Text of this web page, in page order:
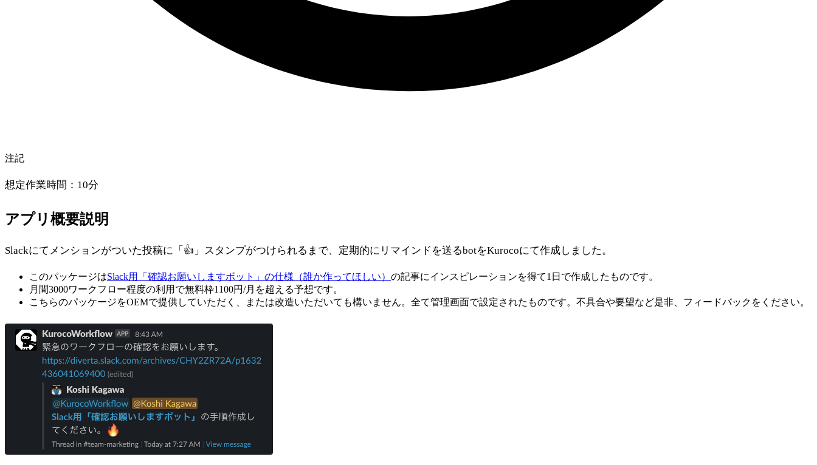
注記
想定作業時間：10分
アプリ概要説明
Slackにてメンションがついた投稿に「👍」スタンプがつけられるまで、定期的にリマインドを送るbotをKurocoにて作成しました。
このパッケージはSlack用「確認お願いしますボット」の仕様（誰か作ってほしい） の記事にインスピレーションを得て1日で作成したものです。
月間3000ワークフロー程度の利用で無料枠1100円/月を超える予想です。
こちらのパッケージをOEMで提供していただく、または改造いただいても構いません。全て管理画面で設定されたものです。不具合や要望など是非、フィードバックをください。